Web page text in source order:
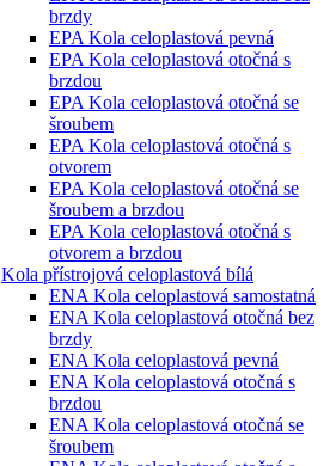
brzdy
EPA Kola celoplastová pevná
EPA Kola celoplastová otočná s
brzdou
EPA Kola celoplastová otočná se
šroubem
EPA Kola celoplastová otočná s
otvorem
EPA Kola celoplastová otočná se
šroubem a brzdou
EPA Kola celoplastová otočná s
otvorem a brzdou
Kola přístrojová celoplastová bílá
ENA Kola celoplastová samostatná
ENA Kola celoplastová otočná bez
brzdy
ENA Kola celoplastová pevná
ENA Kola celoplastová otočná s
brzdou
ENA Kola celoplastová otočná se
šroubem